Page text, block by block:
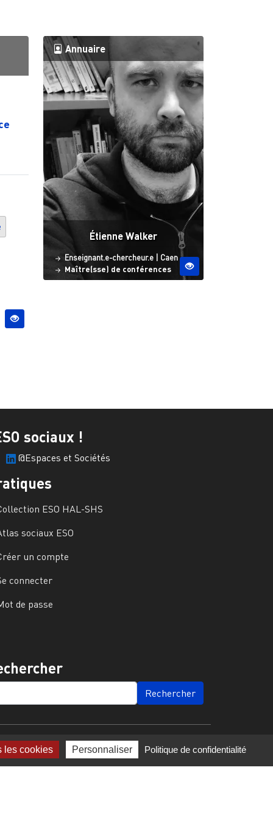
Annuaire
Étienne Walker
Statut
Enseignant.e-chercheur.e Site ESO
Caen
Maître(sse) de conférences
sociaux !
@Espaces et Sociétés
ESO HAL-SHS
sociaux ESO
un compte
connecter
de passe
les cookies Personnaliser Politique de confidentialité